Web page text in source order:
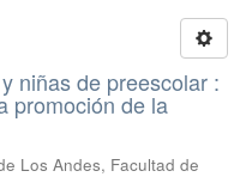
niñas de preescolar :
promoción de la
Los Andes, Facultad de